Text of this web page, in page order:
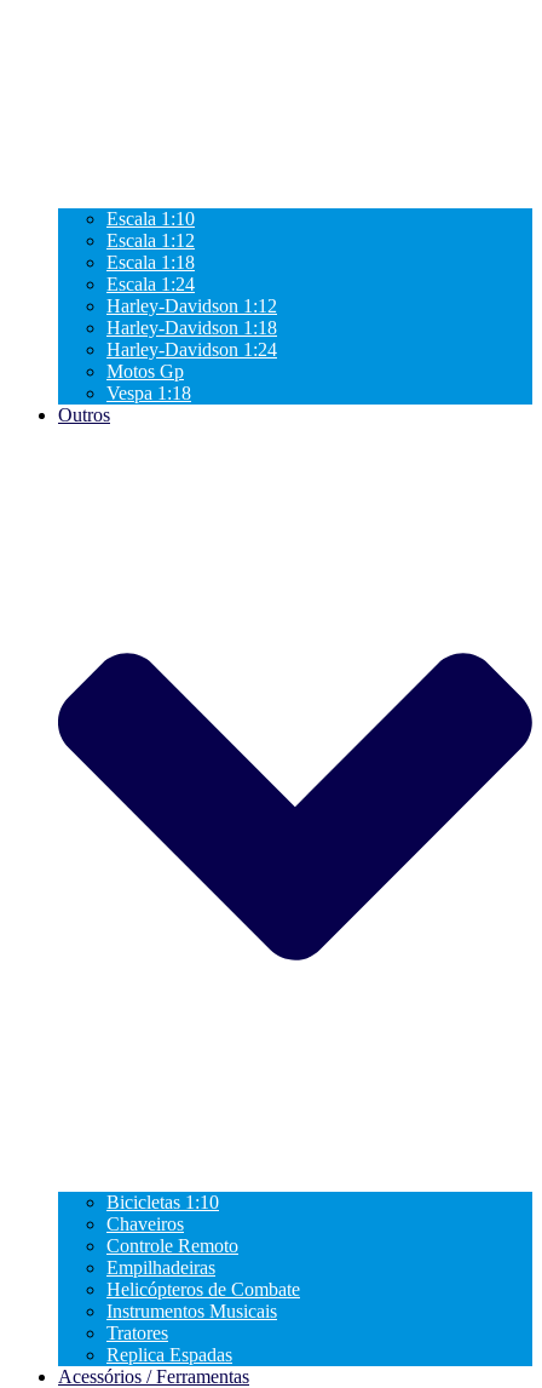
Escala 1:10
Escala 1:12
Escala 1:18
Escala 1:24
Harley-Davidson 1:12
Harley-Davidson 1:18
Harley-Davidson 1:24
Motos Gp
Vespa 1:18
Outros
Bicicletas 1:10
Chaveiros
Controle Remoto
Empilhadeiras
Helicópteros de Combate
Instrumentos Musicais
Tratores
Replica Espadas
Acessórios / Ferramentas